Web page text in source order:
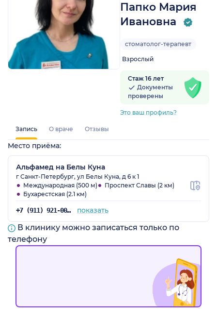
Папко Мария
Ивановна
стоматолог-терапевт
Взрослый
Стаж 16 лет
Документы
проверены
Это ваш профиль?
Запись О враче Отзывы
Место приёма:
Альфамед на Белы Куна
г Санкт-Петербург, ул Белы Куна, д 6 к 1
Международная (500 м)
Проспект Славы (2 км)
Бухарестская (2.1 км)
+7 (911) 921-00-88 показать
В клинику можно записаться только по
телефону